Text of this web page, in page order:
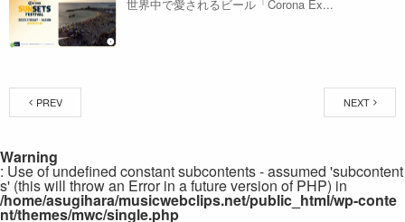
世界中で愛されるビール「Corona Ex...
PREV NEXT
Warning
: Use of undefined constant subcontents - assumed 'subcontent
s' (this will throw an Error in a future version of PHP) in
/home/asugihara/musicwebclips.net/public_html/wp-conte
nt/themes/mwc/single.php